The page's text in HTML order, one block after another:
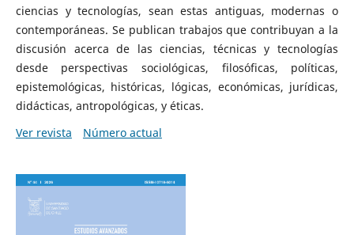
ciencias y tecnologías, sean estas antiguas, modernas o
contemporáneas. Se publican trabajos que contribuyan a la
discusión acerca de las ciencias, técnicas y tecnologías
desde perspectivas sociológicas, filosóficas, políticas,
epistemológicas, históricas, lógicas, económicas, jurídicas,
didácticas, antropológicas, y éticas.
Ver revista
Número actual